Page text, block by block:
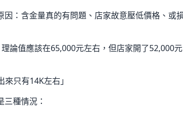
：含金量真的有問題、店家故意壓低價格、或
論值應該在65,000元左右，但店家開了52,000
來只有14K左右」
種情況：